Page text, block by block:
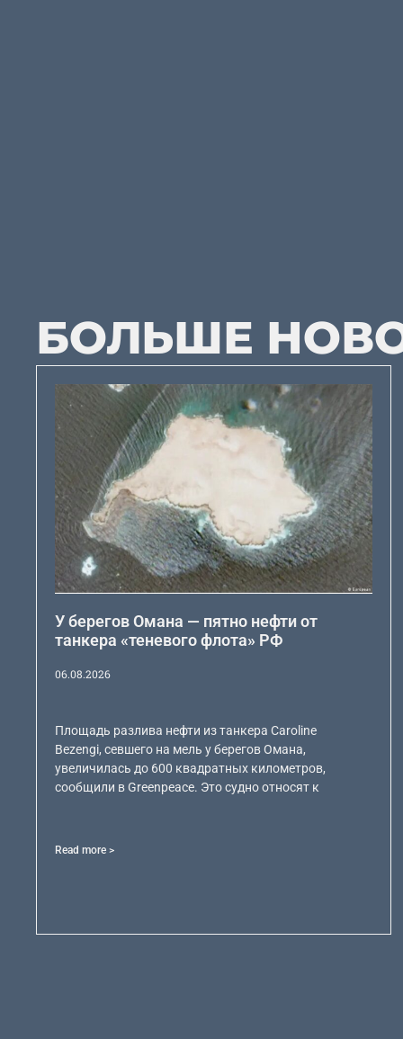
БОЛЬШЕ
У берегов Омана — пятно нефти от
танкера «теневого флота» РФ
06.08.2026
Площадь разлива нефти из танкера Caroline
Bezengi, севшего на мель у берегов Омана,
увеличилась до 600 квадратных километров,
сообщили в Greenpeace. Это судно относят к
Read more >